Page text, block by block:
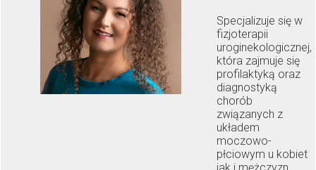
Specjalizuje się w
fizjoterapii
uroginekologicznej,
która zajmuje się
profilaktyką oraz
diagnostyką
chorób
związanych z
układem
moczowo-
płciowym u kobiet